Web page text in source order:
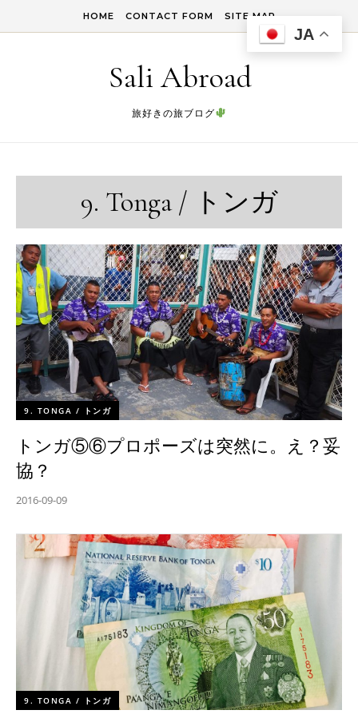
HOME CONTACT FORM SITE MAP
Sali Abroad
旅好きの旅ブログ
9. Tonga / トンガ
9. TONGA / トンガ
トンガ⑤⑥プロポーズは突然に。え？妥
協？
2016-09-09
9. TONGA / トンガ
JA